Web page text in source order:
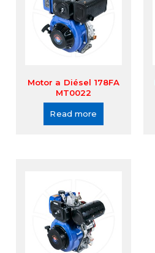
Motor a Diésel 178FA
MT0022
Read more